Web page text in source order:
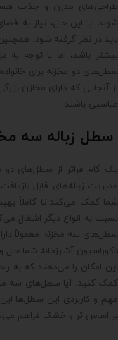
طراحی‌های مدرن و جذاب
شوند. با این حال، نیاز به
باید در نظر گرفته شود.
بیشتر باشد، اما با توجه به
سطل‌های دو مخزنه برای
از آنجایی که دارای مخازن
مناسبی باشند.
سطل زباله سه‌
یک گام فراتر از سطل‌های دو
مدیریت زباله‌های قابل
شما کمک می‌کند تا کاملاً
نسبت به انواع دیگر اشغال
سطل‌های سه مخزنه معمولاً
دکوراسیون آشپزخانه شما
این امکان را می‌دهند که به
کمک کنید. آیا سطل‌های سه
مهم و کاربردی این سطل‌ها
بر اساس تر و خشک فراهم